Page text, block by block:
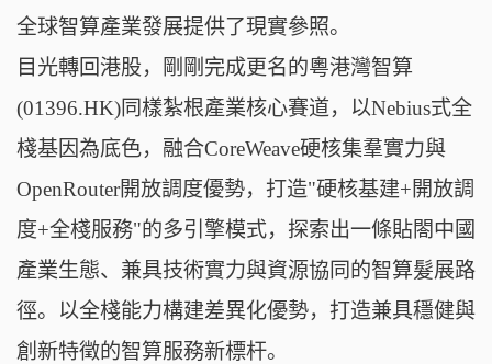
全球智算產業發展提供了現實參照。
目光轉回港股，剛剛完成更名的粵港灣智算
(01396.HK)同樣紮根產業核心賽道，以Nebius式全
棧基因為底色，融合CoreWeave硬核集羣實力與
OpenRouter開放調度優勢，打造"硬核基建+開放調
度+全棧服務"的多引擎模式，探索出一條貼閤中國
產業生態、兼具技術實力與資源協同的智算髮展路
徑。以全棧能力構建差異化優勢，打造兼具穩健與
創新特徵的智算服務新標杆。